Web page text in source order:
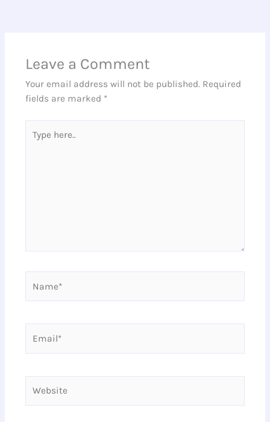
Leave a Comment
Your email address will not be published. Required
fields are marked *
here..